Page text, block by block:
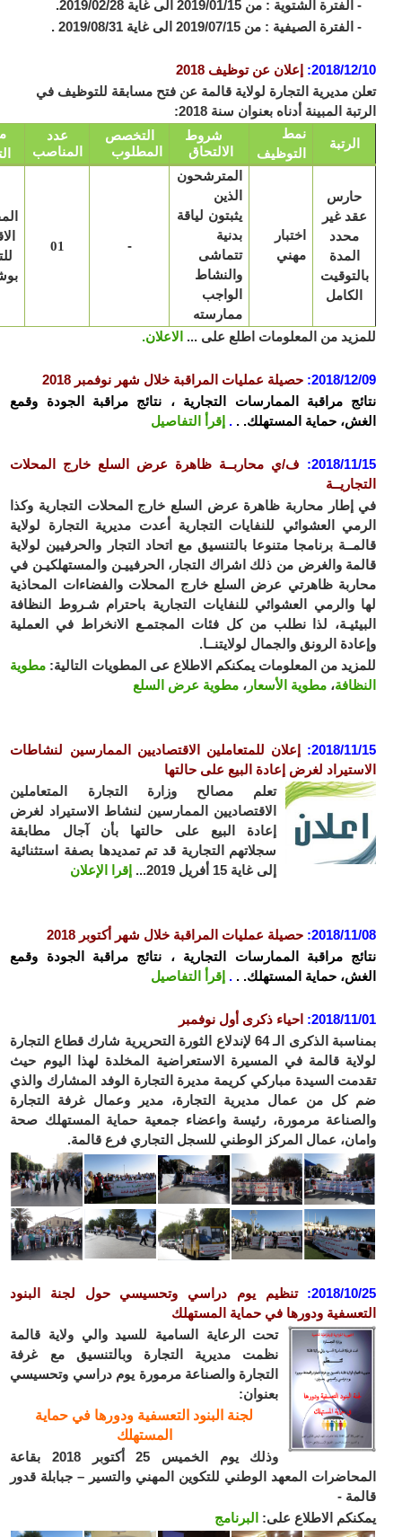
الشتوية : من 2019/01/15 الى غاية 2019/02/28.
الصيفية : من 2019/07/15 الى غاية 2019/08/31 .
2018/
:إعلان عن توظيف 2018
مديرية التجارة لولاية قالمة عن فتح مسابقة للتوظيف في
المبينة أدناه بعنوان سنة 2018:
التوظيف
الالتحاق
التخصص
المطلوب
عدد
المناصب
التعيين
غير
اختبار
مهني
المترشحون
يثبتون لياقة
بدنية
تتماشى
والنشاط
ممارسته
المفتشية
الاقليمية
بوشقوف
من المعلومات اطلع على ...الاعلان.
2018/
:حصيلة عمليات المراقبة خلال شهر نوفمبر 2018
مراقبة الممارسات التجارية ، نتائج مراقبة الجودة وقمع
حماية المستهلك. ..إقرأ التفاصيل
2018/
: ف/ي محاربــة ظاهرة عرض السلع خارج المحلات
إطار محاربة ظاهرة عرض السلع خارج المحلات التجارية وكذا
العشوائي للنفايات التجارية أعدت مديرية التجارة لولاية
برنامجا متنوعا بالتنسيق مع اتحاد التجار والحرفيين لولاية
والغرض من ذلك اشراك التجار، الحرفييـن والمستهلكيـن في
ظاهرتي عرض السلع خارج المحلات والفضاءات المحاذية
والرمي العشوائي للنفايات التجارية باحترام شـروط النظافة
لذا نطلب من كل فئات المجتمـع الانخراط في العملية
الرونق والجمال لولايتنــا.
من المعلومات يمكنكم الاطلاع عى المطويات التالية:
مطوية
،مطوية الأسعار ،مطوية عرض السلع
2018/
: إعلان للمتعاملين الاقتصاديين الممارسين لنشاطات
لغرض إعادة البيع على حالتها
تعلم مصالح وزارة التجارة المتعاملين
الاقتصاديين الممارسين لنشاط الاستيراد لغرض
إعادة البيع على حالتها بأن آجال مطابقة
سجلاتهم التجارية قد تم تمديدها بصفة استثنائية
إلى غاية 15 أفريل 2019...
إقرا الإعلان
2018/
:حصيلة عمليات المراقبة خلال شهر أكتوبر 2018
مراقبة الممارسات التجارية ، نتائج مراقبة الجودة وقمع
حماية المستهلك. ..إقرأ التفاصيل
2018/
:احياء ذكرى أول نوفمبر
بمناسبة الذكرى الـ 64 لإندلاع الثورة التحريرية شارك قطاع التجارة
قالمة في المسيرة الاستعراضية المخلدة لهذا اليوم حيث
السيدة مباركي كريمة مديرة التجارة الوفد المشارك والذي
كل من عمال مديرية التجارة، مدير وعمال غرفة التجارة
مرمورة، رئيسة واعضاء جمعية حماية المستهلك صحة
عمال المركز الوطني للسجل التجاري فرع قالمة.
2018/
:تنظيم يوم دراسي وتحسيسي حول لجنة البنود
ودورها في حماية المستهلك
تحت الرعاية السامية للسيد والي ولاية قالمة
نظمت مديرية التجارة وبالتنسيق مع غرفة
التجارة والصناعة مرمورة يوم دراسي وتحسيسي
بعنوان:
لجنة البنود التعسفية ودورها في حماية
المستهلك
وذلك يوم الخميس 25 أكتوبر 2018 بقاعة
المعهد الوطني للتكوين المهني والتسير – جبابلة قدور
الاطلاع على:البرنامج